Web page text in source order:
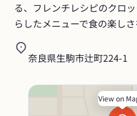
る、フレンチレシピのクロ
らしたメニューで食の楽しさ
奈良県生駒市辻町224-1
View on